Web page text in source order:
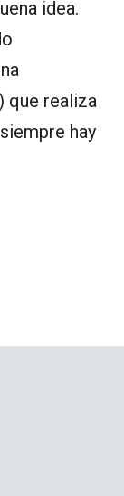
idea.
que realiza
hay